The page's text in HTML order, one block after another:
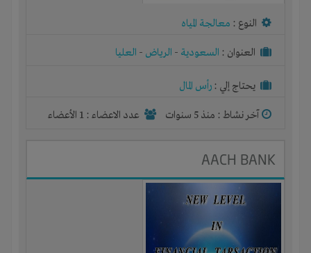
النوع : معالجة المياه
العنوان : السعودية - الرياض - العليا
يحتاج إلي : رأس المال
آخر نشاط : منذ 5 سنوات عدد الاعضاء : 1 الأعضاء
AACH BANK